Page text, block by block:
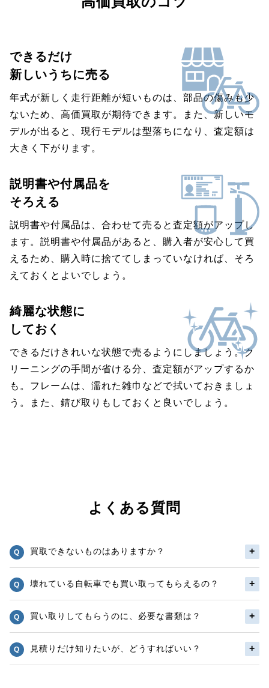
できるだけ
新しいうちに売る
年式が新しく走行距離が短いものは、部品の傷みも少
ないため、高価買取が期待できます。また、新しいモ
デルが出ると、現行モデルは型落ちになり、査定額は
大きく下がります。
説明書や付属品を
そろえる
説明書や付属品は、合わせて売ると査定額がアップし
ます。説明書や付属品があると、購入者が安心して買
えるため、購入時に捨ててしまっていなければ、そろ
えておくとよいでしょう。
綺麗な状態に
しておく
できるだけきれいな状態で売るようにしましょう。ク
リーニングの手間が省ける分、査定額がアップするか
も。フレームは、濡れた雑巾などで拭いておきましょ
う。また、錆び取りもしておくと良いでしょう。
よくある質問
買取できないものはありますか？
壊れている自転車でも買い取ってもらえるの？
買い取りしてもらうのに、必要な書類は？
見積りだけ知りたいが、どうすればいい？